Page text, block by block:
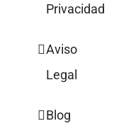
Privacidad
Aviso
Legal
Blog